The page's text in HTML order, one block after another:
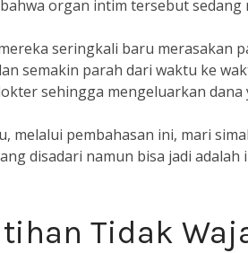
organ intim tersebut sedang
seringkali baru merasakan
semakin parah dari waktu ke
sehingga mengeluarkan
melalui pembahasan ini, mari
disadari namun bisa jadi adalah
Tidak